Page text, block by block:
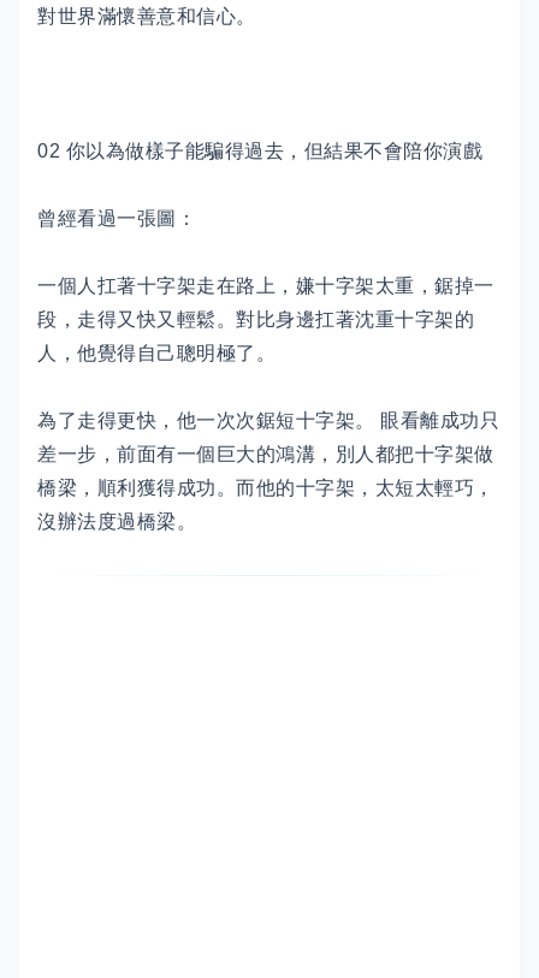
對世界滿懷善意和信心。
02 你以為做樣子能騙得過去，但結果不會陪你演戲
曾經看過一張圖：
一個人扛著十字架走在路上，嫌十字架太重，鋸掉一
段，走得又快又輕鬆。對比身邊扛著沈重十字架的
人，他覺得自己聰明極了。
為了走得更快，他一次次鋸短十字架。 眼看離成功只
差一步，前面有一個巨大的鴻溝，別人都把十字架做
橋梁，順利獲得成功。而他的十字架，太短太輕巧，
沒辦法度過橋梁。